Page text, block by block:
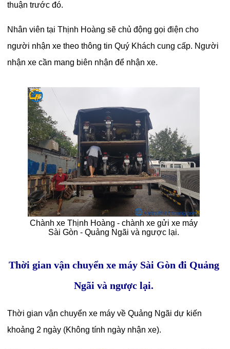
thuận trước đó.
Nhân viên tại Thịnh Hoàng sẽ chủ động gọi điện cho
người nhận xe theo thông tin Quý Khách cung cấp. Người
nhận xe cần mang biên nhận để nhận xe.
Chành xe Thịnh Hoàng - chành xe gửi xe máy
Sài Gòn - Quảng Ngãi và ngược lại.
Thời gian vận chuyển xe máy Sài Gòn đi Quảng
Ngãi và ngược lại.
Thời gian vận chuyển xe máy về Quảng Ngãi dự kiến
khoảng 2 ngày (Không tính ngày nhận xe).